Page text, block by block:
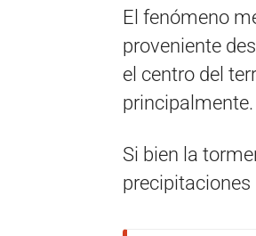
El fenómeno
proveniente
el centro del
principalmente.
Si bien la
precipitaciones